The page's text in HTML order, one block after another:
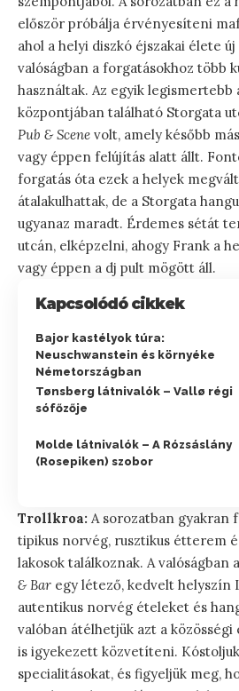
először próbálja érvényesíteni
ahol a helyi diszkó éjszakai élete
valóságban a forgatásokhoz több
használtak. Az egyik
központjában található Storgata
Pub & Scene volt, amely később
vagy éppen felújítás alatt állt.
forgatás óta ezek a helyek
átalakulhattak, de a Storgata
ugyanaz maradt. Érdemes sétát
utcán, elképzelni, ahogy Frank a
vagy éppen a dj pult mögött áll.
Kapcsolódó cikkek
Bajor kastélyok túra:
Neuschwanstein és környéke
Németországban
Tønsberg látnivalók – Vallø régi
sófőzője
Molde látnivalók – A Rózsáslány
(Rosepiken) szobor
Trollkroa: A sorozatban gyakran
tipikus norvég, rusztikus étterem
lakosok találkoznak. A valóságban a
& Bar egy létező, kedvelt helyszín
autentikus norvég ételeket és
valóban átélhetjük azt a
is igyekezett közvetíteni.
specialitásokat, és figyeljük meg,